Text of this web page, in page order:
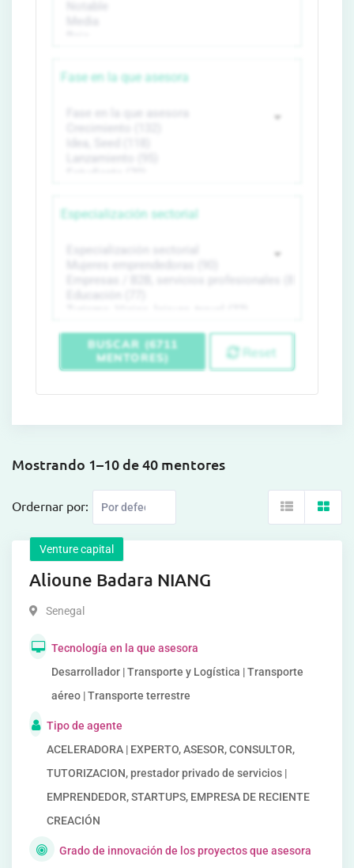
Fase en la que asesora
Especialización sectorial
BUSCAR (6711
MENTORES)
Reset
Mostrando 1–10 de 40 mentores
Ordernar por:
Venture capital
Alioune Badara NIANG
Senegal
Tecnología en la que asesora
Desarrollador | Transporte y Logística | Transporte
aéreo | Transporte terrestre
Tipo de agente
ACELERADORA | EXPERTO, ASESOR, CONSULTOR,
TUTORIZACION, prestador privado de servicios |
EMPRENDEDOR, STARTUPS, EMPRESA DE RECIENTE
CREACIÓN
Grado de innovación de los proyectos que asesora